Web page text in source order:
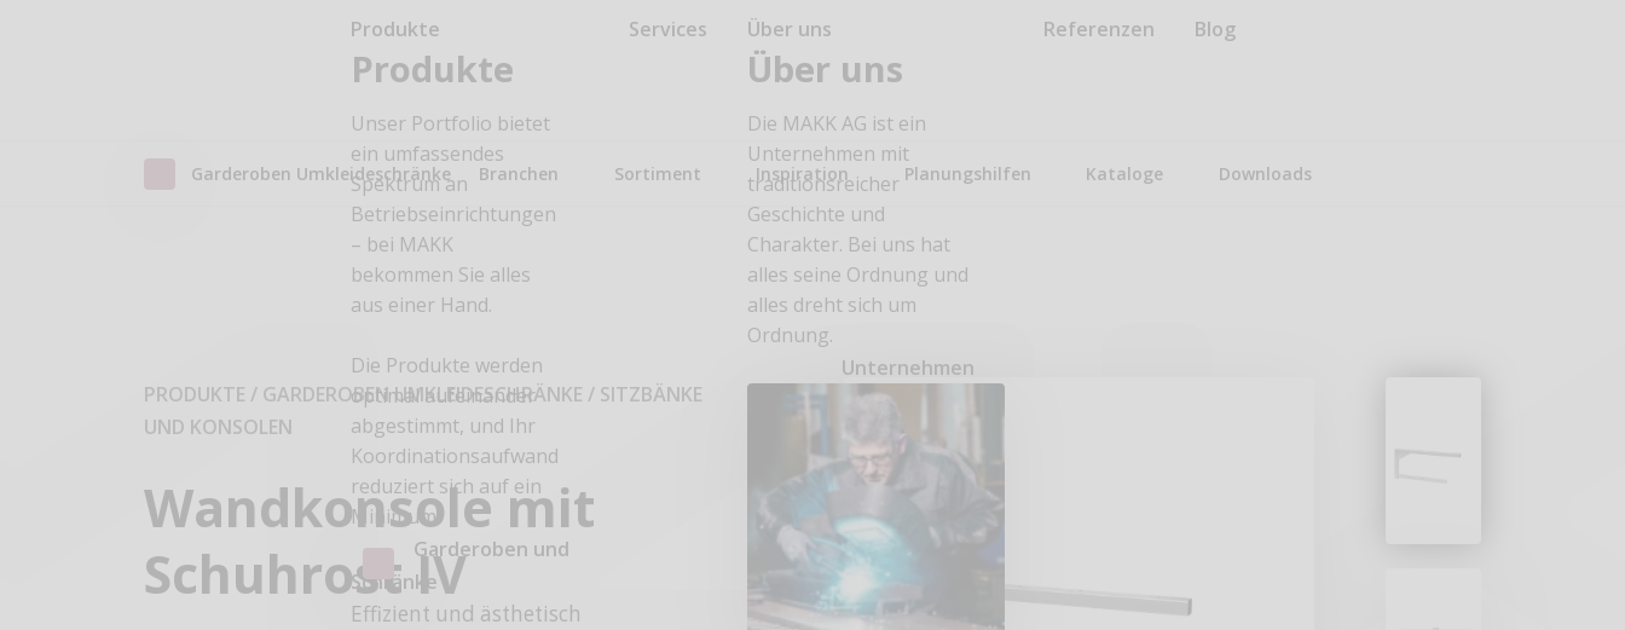
Produkte
Produkte
Unser Portfolio bietet
ein umfassendes
Spektrum an
Betriebseinrichtungen
– bei MAKK
bekommen Sie alles
aus einer Hand.
Die Produkte werden
optimal aufeinander
abgestimmt, und Ihr
Koordinationsaufwand
reduziert sich auf ein
Minimum.
Garderoben und
Schränke
Effizient und ästhetisch
Services Über uns
Über uns
Die MAKK AG ist ein
Unternehmen mit
traditionsreicher
Geschichte und
Charakter. Bei uns hat
alles seine Ordnung und
alles dreht sich um
Ordnung.
Unternehmen
Referenzen Blog
Garderoben Umkleideschränke Branchen Sortiment Inspiration Planungshilfen Kataloge Downloads
PRODUKTE / GARDEROBEN UMKLEIDESCHRÄNKE / SITZBÄNKE
UND KONSOLEN
Wandkonsole mit
Schuhrost IV